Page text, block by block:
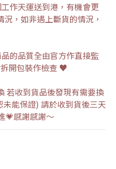
作天運送到港，有機會更
，如非遇上斷貨的情況，
的品質全由官方作直接監
開包裝作檢查 ♥
若收到貨品後發現有需要換
能保證) 請於收到貨後三天
💗感謝感謝～